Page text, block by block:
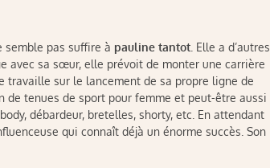
semble pas suffire à pauline tantot . Elle a d’autres
avec sa sœur, elle prévoit de monter une carrière
travaille sur le lancement de sa propre ligne de
tenues de sport pour femme et peut-être aussi
débardeur, bretelles, shorty, etc. En attendant
qui connaît déjà un énorme succès. Son